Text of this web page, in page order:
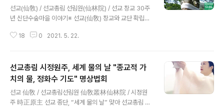
선교(仙敎) / 선교총림 선림원(仙林院) / 선교 창교 30주
년 신단수숲마을 이야기※ 선교(仙敎) 창교와 교단 확립선
교되어, 1997년 선교경전 결집을 통해 교단의 확립을 이루
을 선교종헌(仙敎宗憲)에 제정반포하였습니다. 2021년
은 선교종헌에 근거하여, 환기9218년 단기4354년 선기
55년 선교창교31년(30주년) 입니다. 仙林 _ 선교 수행
공동체, 선교총림 선림원 “신단수 숲 마을”선교 교단 취정
원사 “한울을 이루는 신단수(神壇樹) 마을의 천부인(天
18 0 2021. 5. 22.
선교총림 시정원주, 세계 물의 날 "종교적 가
치의 물, 정화수 기도" 명상법회
선교 仙敎 / 선교총림선림원 仙敎叢林仙林院 / 시정원
주 時正原主 선교 종단, “세계 물의 날” 맞아 선교총림 선